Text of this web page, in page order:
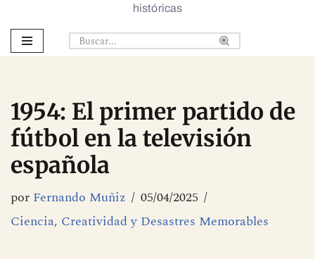
históricas
1954: El primer partido de
fútbol en la televisión
española
por Fernando Muñiz
05/04/2025
Ciencia, Creatividad y Desastres Memorables